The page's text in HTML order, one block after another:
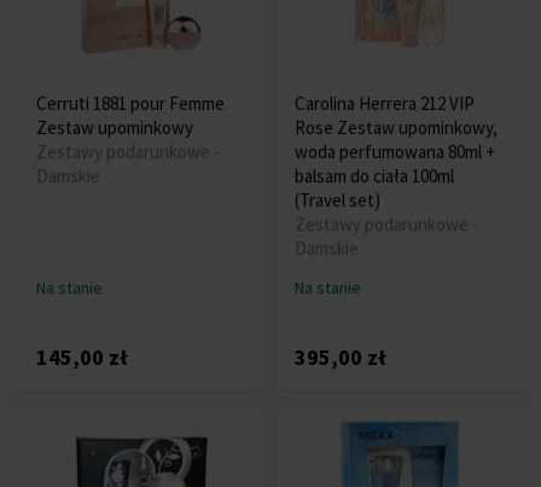
Cerruti 1881 pour Femme
Zestaw upominkowy
Zestawy podarunkowe -
Damskie
Na stanie
145,00 zł
Carolina Herrera 212 VIP
Rose Zestaw upominkowy,
woda perfumowana 80ml +
balsam do ciała 100ml
(Travel set)
Zestawy podarunkowe -
Damskie
Na stanie
395,00 zł